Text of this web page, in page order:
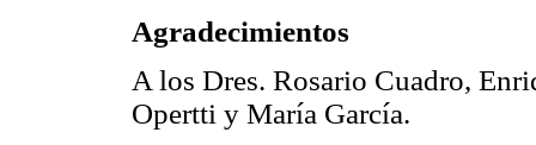
Agradecimientos
A los Dres. Rosario Cuadro,
Opertti y María García.